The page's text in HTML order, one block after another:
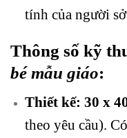
tính của người
Thông số kỹ
bé mẫu giáo:
Thiết kế: 30 x
theo yêu cầu).